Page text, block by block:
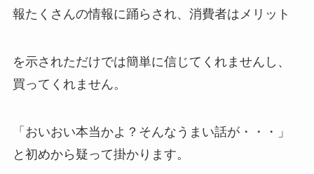
報たくさんの情報に踊らされ、消費者はメリット
を示されただけでは簡単に信じてくれませんし、
買ってくれません。
「おいおい本当かよ？そんなうまい話が・・・」
と初めから疑って掛かります。